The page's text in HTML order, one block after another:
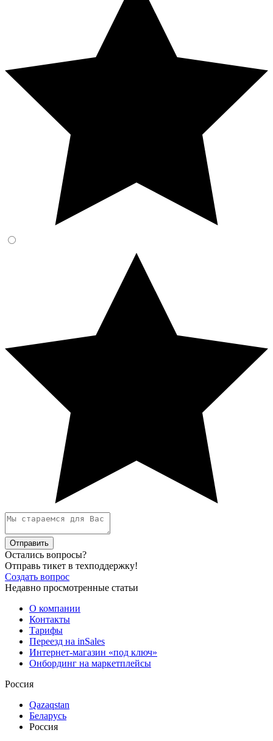
Отправить
Остались вопросы?
Отправь тикет в техподдержку!
Создать вопрос
Недавно просмотренные статьи
О компании
Контакты
Тарифы
Переезд на inSales
Интернет-магазин «под ключ»
Онбординг на маркетплейсы
Россия
Qazaqstan
Беларусь
Россия